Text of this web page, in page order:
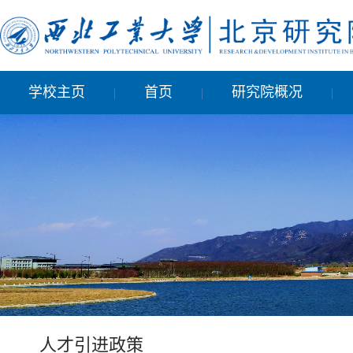
学校主页 | 首页 | 研究院概况 |
人才引进政策